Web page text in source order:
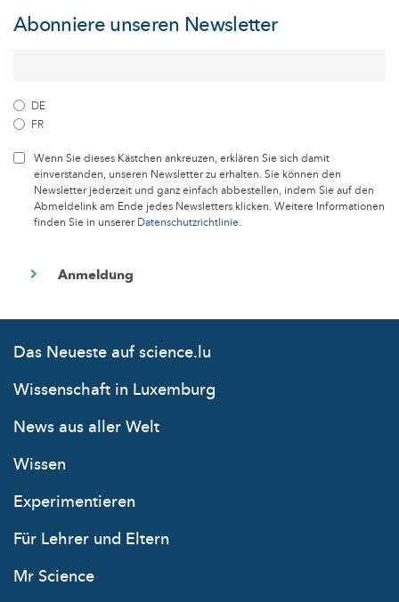
Abonniere unseren Newsletter
DE
FR
Wenn Sie dieses Kästchen ankreuzen, erklären Sie sich damit
einverstanden, unseren Newsletter zu erhalten. Sie können den
Newsletter jederzeit und ganz einfach abbestellen, indem Sie auf den
Abmeldelink am Ende jedes Newsletters klicken. Weitere Informationen
finden Sie in unsererDatenschutzrichtlinie.
Das Neueste auf science.lu
Wissenschaft in Luxemburg
News aus aller Welt
Wissen
Experimentieren
Für Lehrer und Eltern
Mr Science